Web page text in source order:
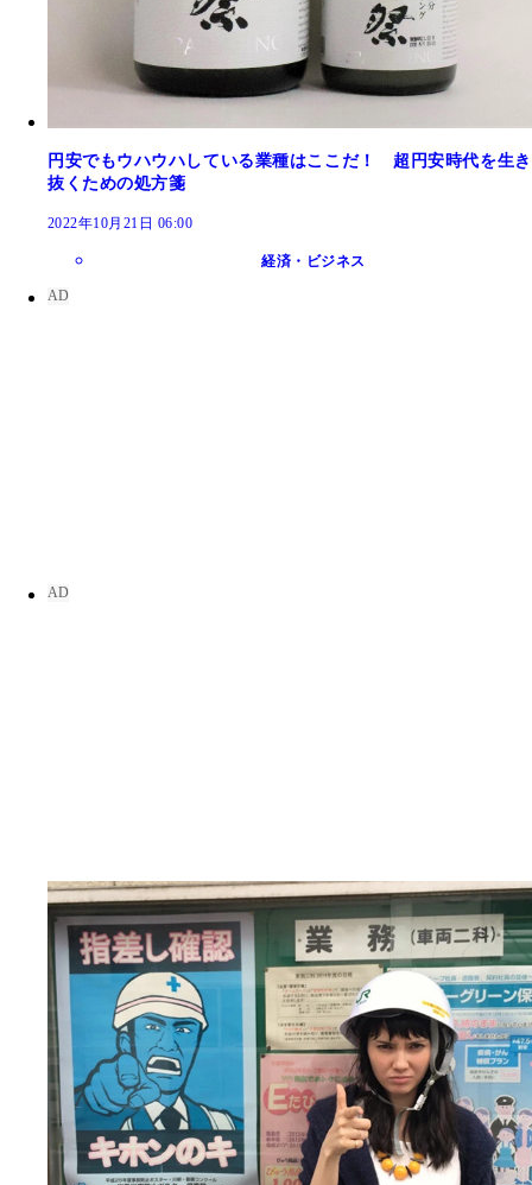
円安でもウハウハしている業種はここだ！ 超円安時代を生き
抜くための処方箋
2022年10月21日 06:00
経済・ビジネス